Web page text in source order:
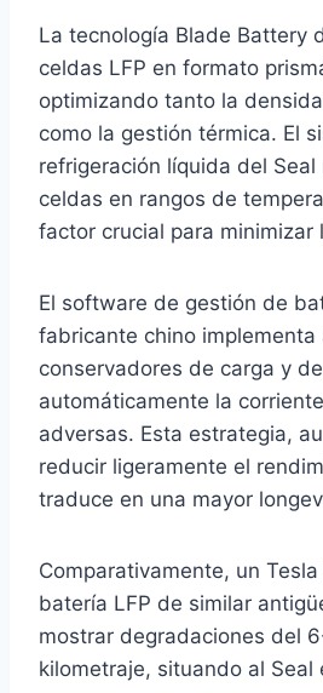
La tecnología Blade Battery
celdas LFP en formato
optimizando tanto la
como la gestión térmica. El
refrigeración líquida del Seal
celdas en rangos de
factor crucial para minimizar
El software de gestión de
fabricante chino implementa
conservadores de carga y
automáticamente la
adversas. Esta estrategia,
reducir ligeramente el
traduce en una mayor
Comparativamente, un
batería LFP de similar
mostrar degradaciones del
kilometraje, situando al Seal